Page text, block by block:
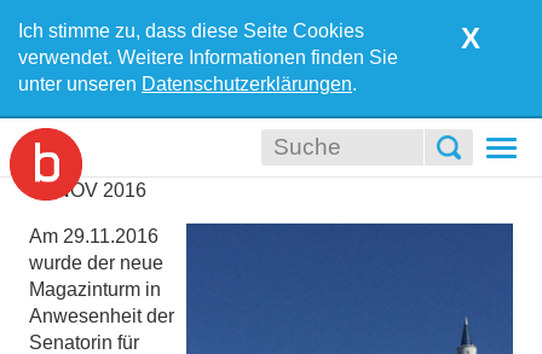
Ich stimme zu, dass diese Seite Cookies
verwendet. Weitere Informationen finden Sie
unter unseren Datenschutzerklärungen.
X
NOV 2016
Am 29.11.2016
wurde der neue
Magazinturm in
Anwesenheit der
Senatorin für